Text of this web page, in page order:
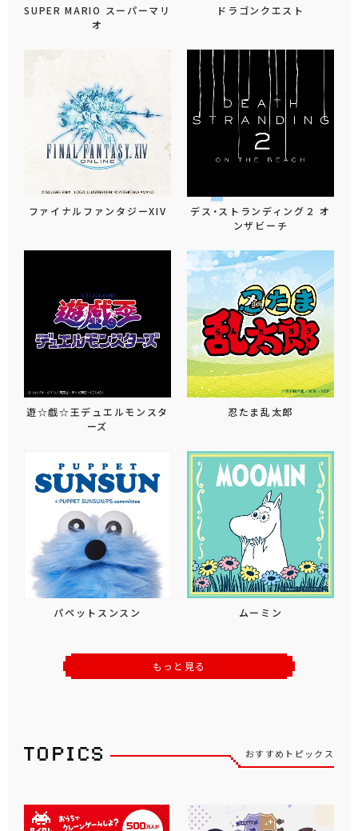
SUPER MARIO スーパーマリ
オ
ドラゴンクエスト
ファイナルファンタジーXIV
デス・ストランディング２ オ
ンザビーチ
遊☆戯☆王デュエルモンスタ
ーズ
忍たま乱太郎
パペットスンスン ムーミン
もっと見る
おすすめトピックス